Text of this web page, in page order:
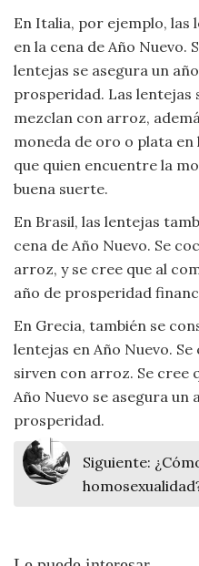
En Italia, por ejemplo, las
en la cena de Año Nuevo.
lentejas se asegura un
prosperidad. Las lentejas
mezclan con arroz,
moneda de oro o plata
que quien encuentre la
buena suerte.
En Brasil, las lentejas
cena de Año Nuevo. Se
arroz, y se cree que al
año de prosperidad
En Grecia, también se
lentejas en Año Nuevo.
sirven con arroz. Se cree
Año Nuevo se asegura un
prosperidad.
Siguiente: